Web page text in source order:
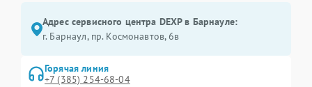
Адрес сервисного центра DEXP в Барнауле:
г. Барнаул, ​пр. Космонавтов, 6в
Горячая линия
+7 (385) 254-68-04